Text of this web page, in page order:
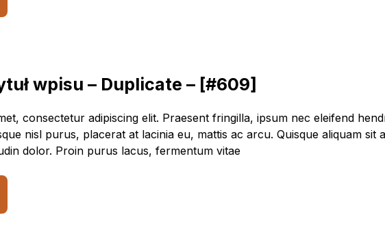
wpisu – Duplicate – [#609]
consectetur adipiscing elit. Praesent fringilla, ipsum nec eleifend
nisl purus, placerat at lacinia eu, mattis ac arcu. Quisque aliquam sit
dolor. Proin purus lacus, fermentum vitae